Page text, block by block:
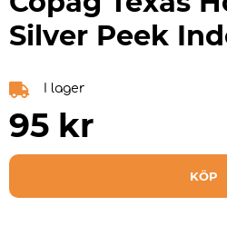
Silver Peek
I lager
95 kr
KÖP